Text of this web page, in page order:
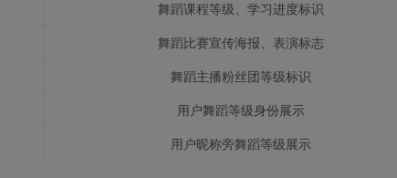
舞蹈课程等级、学习进度标识
舞蹈比赛宣传海报、表演标志
舞蹈主播粉丝团等级标识
用户舞蹈等级身份展示
用户昵称旁舞蹈等级展示